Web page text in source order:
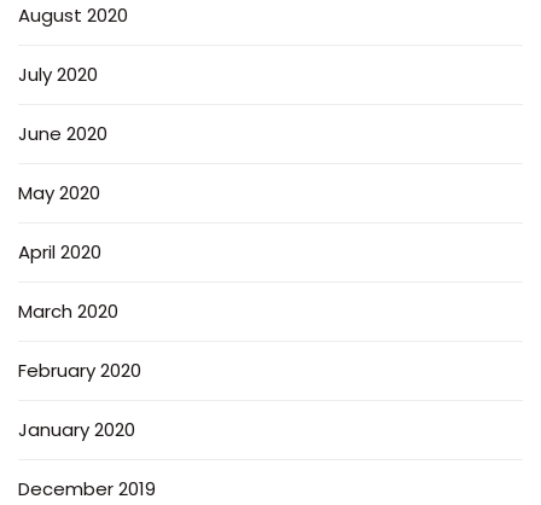
August 2020
July 2020
June 2020
May 2020
April 2020
March 2020
February 2020
January 2020
December 2019